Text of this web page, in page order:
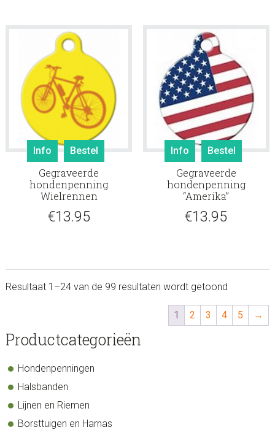
Info Bestel
Gegraveerde
hondenpenning
Wielrennen
€13.95
Info Bestel
Gegraveerde
hondenpenning
“Amerika”
€13.95
Resultaat 1–24 van de 99 resultaten wordt getoond
1 2 3 4 5 →
sidebar
Store
Productcategorieën
Hondenpenningen
Halsbanden
Lijnen en Riemen
Borsttuigen en Harnas